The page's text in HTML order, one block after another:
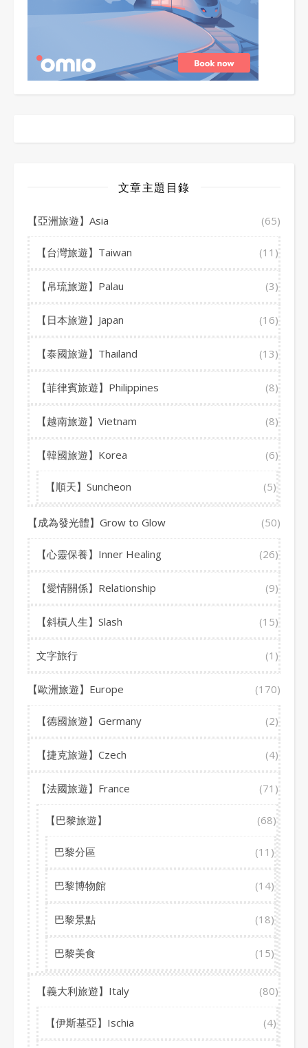
文章主題目錄
【亞洲旅遊】Asia (65)
【台灣旅遊】Taiwan (11)
【帛琉旅遊】Palau (3)
【日本旅遊】Japan (16)
【泰國旅遊】Thailand (13)
【菲律賓旅遊】Philippines (8)
【越南旅遊】Vietnam (8)
【韓國旅遊】Korea (6)
【順天】Suncheon (5)
【成為發光體】Grow to Glow (50)
【心靈保養】Inner Healing (26)
【愛情關係】Relationship (9)
【斜槓人生】Slash (15)
文字旅行 (1)
【歐洲旅遊】Europe (170)
【德國旅遊】Germany (2)
【捷克旅遊】Czech (4)
【法國旅遊】France (71)
【巴黎旅遊】 (68)
巴黎分區 (11)
巴黎博物館 (14)
巴黎景點 (18)
巴黎美食 (15)
【義大利旅遊】Italy (80)
【伊斯基亞】Ischia (4)